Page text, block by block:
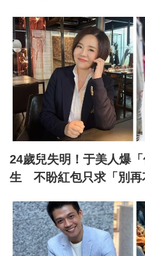
24歲兒失明！于美人爆
生 不盼紅包只求「別再